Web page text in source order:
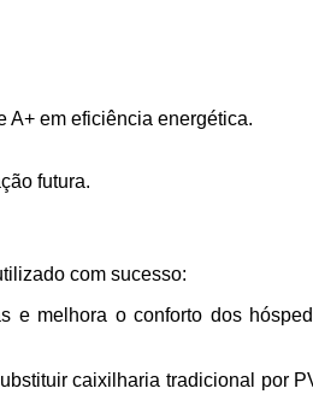
A+ em eficiência energética.
futura.
com sucesso:
melhora o conforto dos
caixilharia tradicional por